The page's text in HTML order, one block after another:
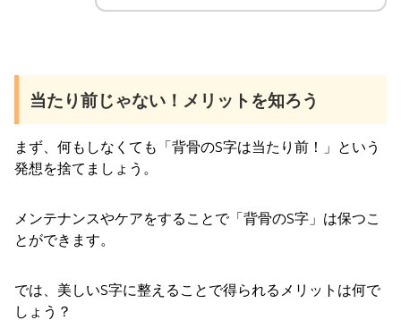
当たり前じゃない！メリットを知ろう
まず、何もしなくても「背骨のS字は当たり前！」という
発想を捨てましょう。
メンテナンスやケアをすることで「背骨のS字」は保つこ
とができます。
では、美しいS字に整えることで得られるメリットは何で
しょう？